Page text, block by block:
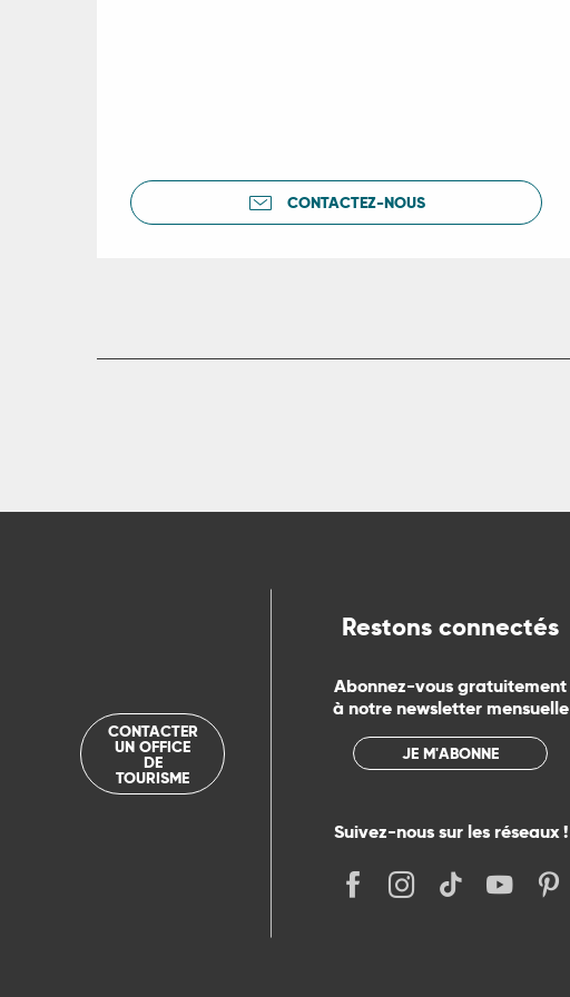
CONTACTEZ-NOUS
CONTACTER
UN OFFICE
DE
TOURISME
Restons connectés
Abonnez-vous gratuitement
à notre newsletter mensuelle
JE M'ABONNE
Suivez-nous sur les réseaux !